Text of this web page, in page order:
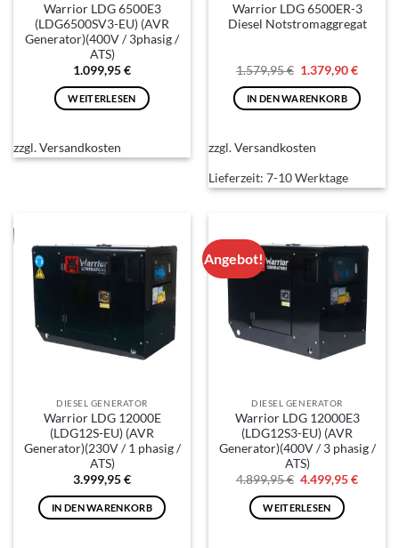
Warrior LDG 6500E3
(LDG6500SV3-EU) (AVR
Generator)(400V / 3phasig /
ATS)
1.099,95€
WEITERLESEN
zzgl.Versandkosten
Warrior LDG 6500ER-3
Diesel Notstromaggregat
1.579,95€ Ursprünglicher
war:
1.579,95 €
1.379,90€
ist:
IN DEN WARENKORB
zzgl.Versandkosten
Lieferzeit: 7-10 Werktage
DIESEL GENERATOR
Warrior LDG 12000E
(LDG12S-EU) (AVR
Generator)(230V / 1 phasig /
ATS)
3.999,95€
IN DEN WARENKORB
Angebot!
DIESEL GENERATOR
Warrior LDG 12000E3
(LDG12S3-EU) (AVR
Generator)(400V / 3 phasig /
ATS)
4.899,95€ Ursprünglicher
war:
4.899,95 €
4.499,95€
WEITERLESEN